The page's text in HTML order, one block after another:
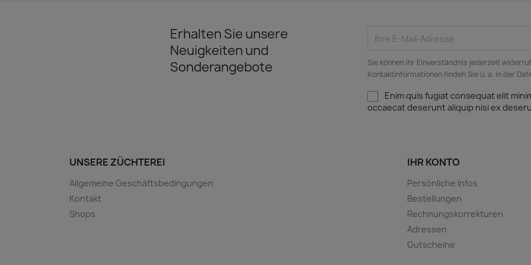
Erhalten Sie unsere
Neuigkeiten und
Sonderangebote
Sie können Ihr Einverständnis jederzeit
Kontaktinformationen finden Sie u. a. in der
Enim quis fugiat consequat elit
occaecat deserunt aliquip nisi ex
UNSERE ZÜCHTEREI
Allgemeine Geschäftsbedingungen
Kontakt
Shops
IHR KONTO
Persönliche Infos
Bestellungen
Rechnungskorrekturen
Adressen
Gutscheine